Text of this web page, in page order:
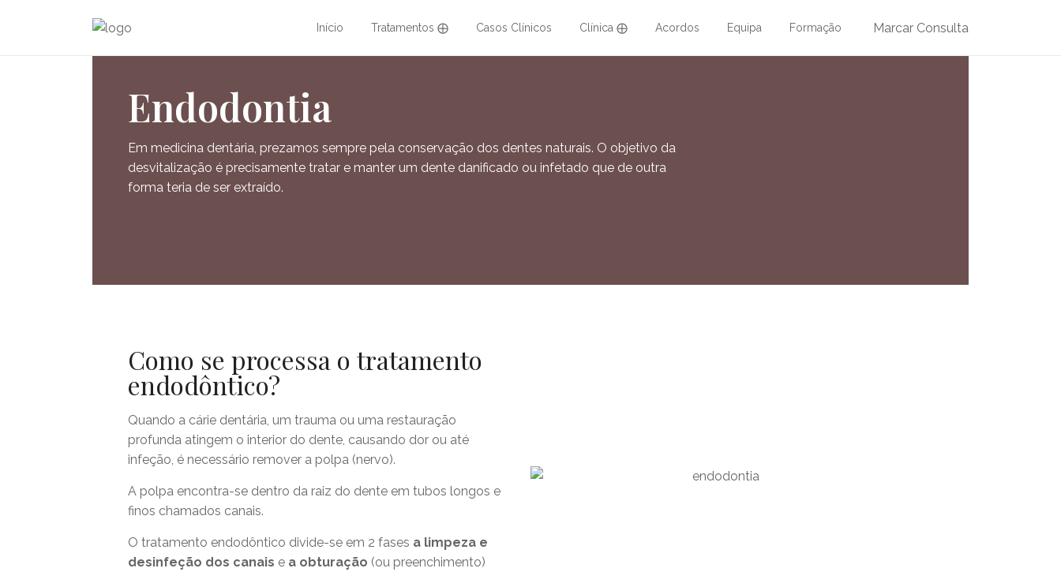
Início Tratamentos ⨁ Casos Clínicos Clínica ⨁ Acordos Equipa Formação Marcar Consulta
Endodontia
Em medicina dentária, prezamos sempre pela conservação dos dentes naturais. O objetivo da
desvitalização é precisamente tratar e manter um dente danificado ou infetado que de outra
forma teria de ser extraído.
Como se processa o tratamento
endodôntico?
Quando a cárie dentária, um trauma ou uma restauração
profunda atingem o interior do dente, causando dor ou até
infeção, é necessário remover a polpa (nervo).
A polpa encontra-se dentro da raiz do dente em tubos longos e
finos chamados canais.
O tratamento endodôntico divide-se em 2 fases a limpeza e
desinfeção dos canais e a obturação (ou preenchimento)